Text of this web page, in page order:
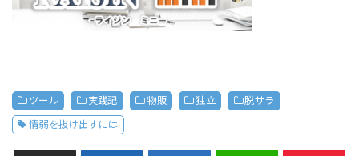
ツール 実践記 物販 独立 脱サラ
情弱を抜け出すには